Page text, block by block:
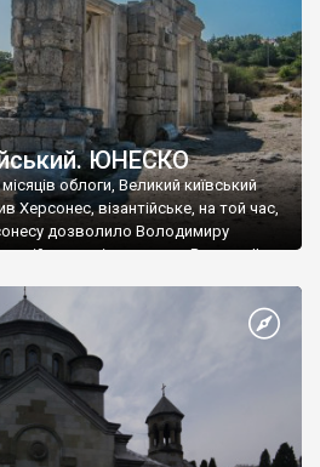
ЮНЕСКО
облоги, Великий київський
Херсонес, візантійське, на той час,
дозволило Володимиру
імператору Василю ІІ, та
став Василем-християнином.
На честь Херсонесу Таврійського